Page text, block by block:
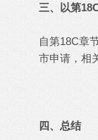
三、以第
自第18C章
市申请，相
四、总结